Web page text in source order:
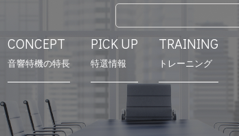
CONCEPT
⾳響特機の特長
モデルルーム
PICK UP
特選情報
TRAINING
トレーニング
営業所